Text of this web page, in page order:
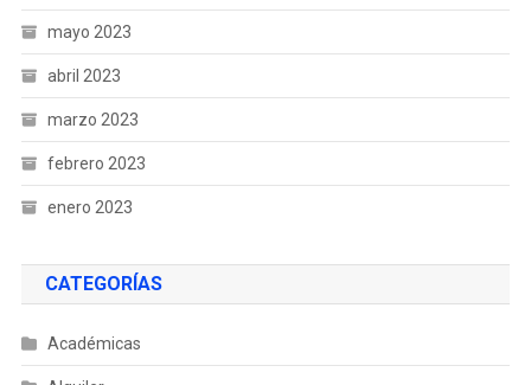
mayo 2023
abril 2023
marzo 2023
febrero 2023
enero 2023
CATEGORÍAS
Académicas